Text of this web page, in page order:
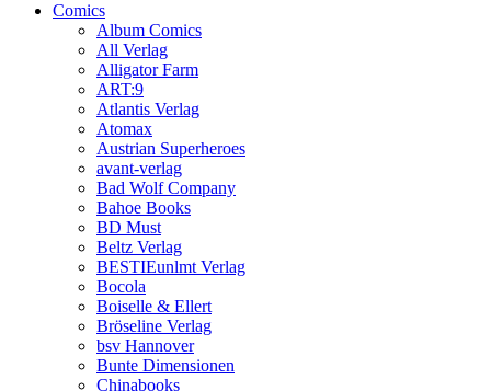
Comics
Album Comics
All Verlag
Alligator Farm
ART:9
Atlantis Verlag
Atomax
Austrian Superheroes
avant-verlag
Bad Wolf Company
Bahoe Books
BD Must
Beltz Verlag
BESTIEunlmt Verlag
Bocola
Boiselle & Ellert
Bröseline Verlag
bsv Hannover
Bunte Dimensionen
Chinabooks